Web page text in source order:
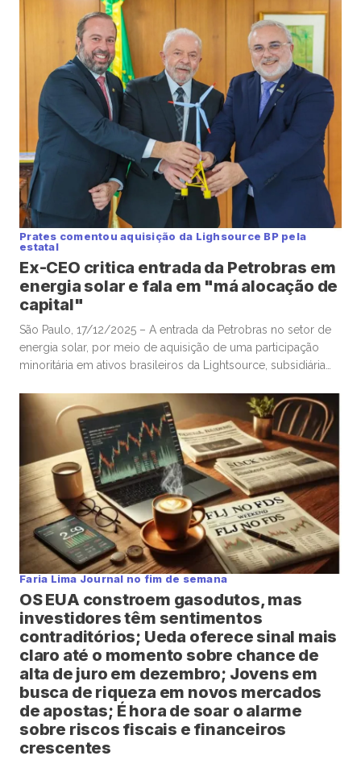
Prates comentou aquisição da Lighsource BP pela
estatal
Ex-CEO critica entrada da Petrobras em
energia solar e fala em "má alocação de
capital"
São Paulo, 17/12/2025 – A entrada da Petrobras no setor de
energia solar, por meio de aquisição de uma participação
minoritária em ativos brasileiros da Lightsource, subsidiária
Prates, ex-CEO da estatal, que citou “risco de confundir
transição energética com má alocação de capital”. A
Petrobras […]
Faria Lima Journal no fim de semana
OS EUA constroem gasodutos, mas
investidores têm sentimentos
contraditórios; Ueda oferece sinal mais
claro até o momento sobre chance de
alta de juro em dezembro; Jovens em
busca de riqueza em novos mercados
de apostas; É hora de soar o alarme
sobre riscos fiscais e financeiros
crescentes